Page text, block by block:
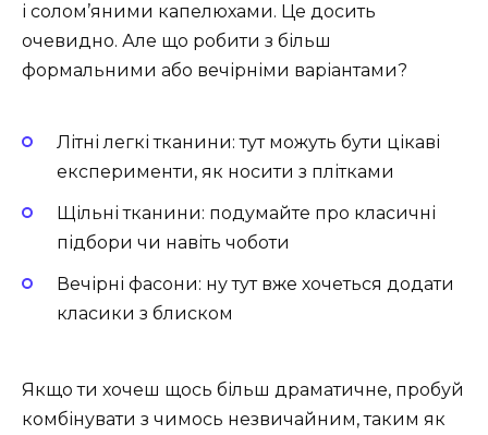
і солом’яними капелюхами. Це досить
очевидно. Але що робити з більш
формальними або вечірніми варіантами?
Літні легкі тканини: тут можуть бути цікаві
експерименти, як носити з плітками
Щільні тканини: подумайте про класичні
підбори чи навіть чоботи
Вечірні фасони: ну тут вже хочеться додати
класики з блиском
Якщо ти хочеш щось більш драматичне, пробуй
комбінувати з чимось незвичайним, таким як